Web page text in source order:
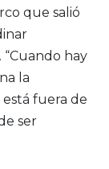
que salió
hay
la
fuera de
ser